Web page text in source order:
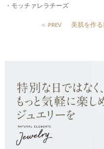
・モッチァレラチーズ
＜ PREV 美肌を作